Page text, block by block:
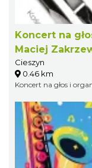
Koncert na
Maciej
Cieszyn
0.46 km
Koncert na głos i